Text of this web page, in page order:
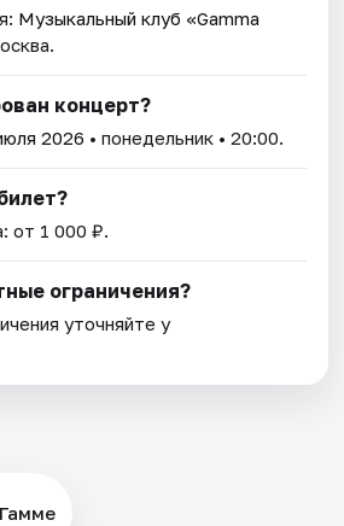
Музыкальный клуб «Gamma
концерт?
2026 • понедельник • 20:00.
от 1 000 ₽.
ограничения?
уточняйте у